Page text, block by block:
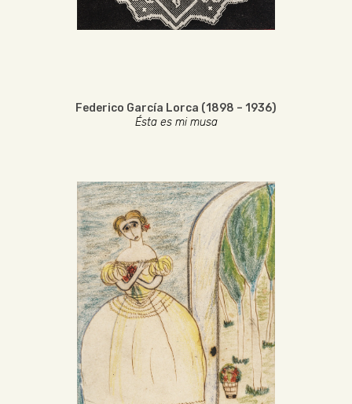
Federico García Lorca (1898 – 1936)
Ésta es mi musa